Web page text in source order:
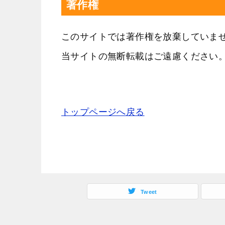
著作権
このサイトでは著作権を放棄していま
当サイトの無断転載はご遠慮ください。
トップページへ戻る
Tweet